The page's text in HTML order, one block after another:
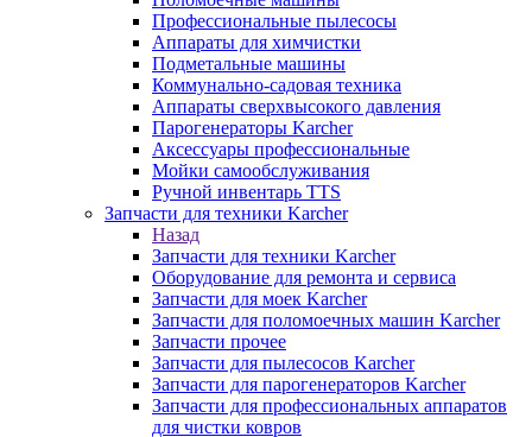
Профессиональные пылесосы
Аппараты для химчистки
Подметальные машины
Коммунально-садовая техника
Аппараты сверхвысокого давления
Парогенераторы Karcher
Аксессуары профессиональные
Мойки самообслуживания
Ручной инвентарь TTS
Запчасти для техники Karcher
Назад
Запчасти для техники Karcher
Оборудование для ремонта и сервиса
Запчасти для моек Karcher
Запчасти для поломоечных машин Karcher
Запчасти прочее
Запчасти для пылесосов Karcher
Запчасти для парогенераторов Karcher
Запчасти для профессиональных аппаратов
для чистки ковров